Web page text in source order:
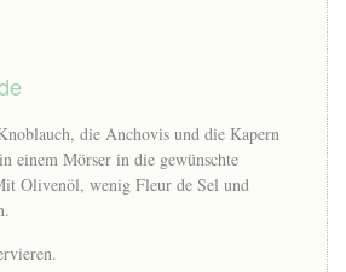
die Anchovis und die Kapern
einem Mörser in die gewünschte
Olivenöl, wenig Fleur de Sel und